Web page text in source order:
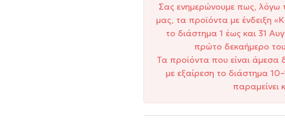
Σας ενημερώνουμε πως, λόγω
μας, τα προϊόντα με ένδειξη
το διάστημα 1 έως και 31
πρώτο δεκαήμερο
Τα προϊόντα που είναι άμεσα
με εξαίρεση το διάστημα
παραμείνει